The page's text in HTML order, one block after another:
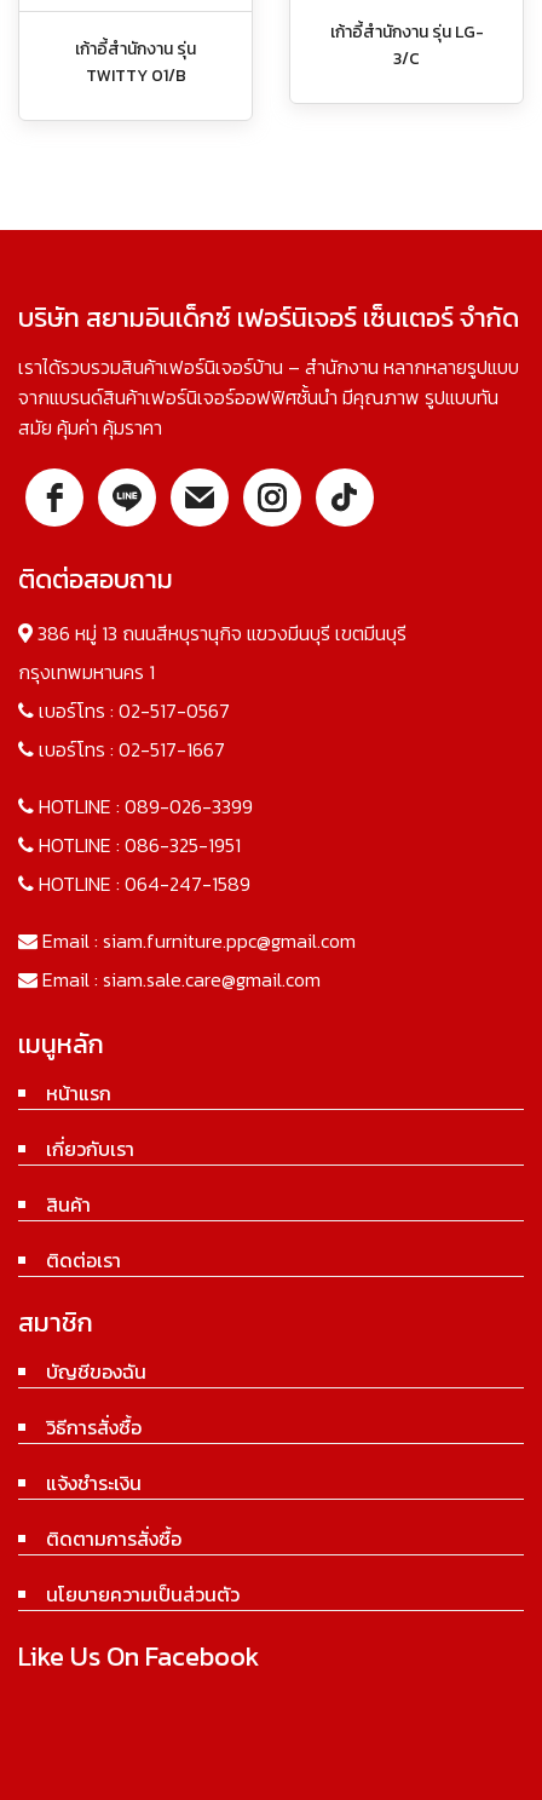
เก้าอี้สำนักงาน รุ่น
TWITTY 01/B
เก้าอี้สำนักงาน รุ่น LG-
3/C
บริษัท สยามอินเด็กซ์ เฟอร์นิเจอร์ เซ็นเตอร์ จำกัด
เราได้รวบรวมสินค้าเฟอร์นิเจอร์บ้าน – สำนักงาน หลากหลายรูปแบบ
จากแบรนด์สินค้าเฟอร์นิเจอร์ออฟฟิศชั้นนำ มีคุณภาพ รูปแบบทัน
สมัย คุ้มค่า คุ้มราคา
ติดต่อสอบถาม
386 หมู่ 13 ถนนสีหบุรานุกิจ แขวงมีนบุรี เขตมีนบุรี
กรุงเทพมหานคร 1
เบอร์โทร : 02-517-0567
เบอร์โทร : 02-517-1667
HOTLINE : 089-026-3399
HOTLINE : 086-325-1951
HOTLINE : 064-247-1589
Email : siam.furniture.ppc@gmail.com
Email : siam.sale.care@gmail.com
เมนูหลัก
หน้าแรก
เกี่ยวกับเรา
สินค้า
ติดต่อเรา
สมาชิก
บัญชีของฉัน
วิธีการสั่งซื้อ
แจ้งชำระเงิน
ติดตามการสั่งซื้อ
นโยบายความเป็นส่วนตัว
Like Us On Facebook